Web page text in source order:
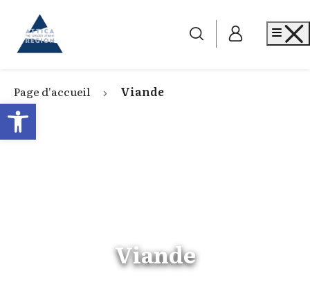
Open toolbar
Go to home
Page d'accueil Viande
Viande